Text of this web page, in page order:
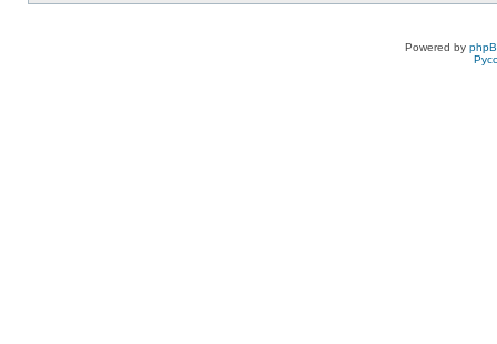
Powered by